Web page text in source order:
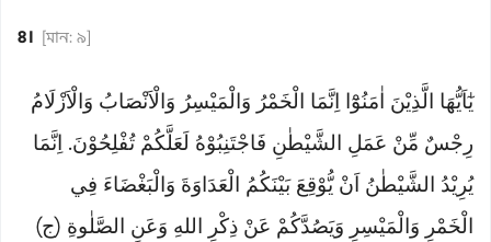
৪। [মান: ৯]
يٰٓاَيُّهَا الَّذِيْنَ اٰمَنُوْٓا اِنَّمَا الْخَمْرُ وَالْمَيْسِرُ وَالْاَنْصَابُ وَالْاَزْلَامُ
رِجْسٌ مِّنْ عَمَلِ الشَّيْطٰنِ فَاجْتَنِبُوْهُ لَعَلَّكُمْ تُفْلِحُوْنَ. اِنَّمَا
يُرِيْدُ الشَّيْطٰنُ اَنْ يُّوْقِعَ بَيْنَكُمُ الْعَدَاوَةَ وَالْبَغْضَاءَ فِي
الْخَمْرِ وَالْمَيْسِرِ وَيَصُدَّكُمْ عَنْ ذِكْرِ اللهِ وَعَنِ الصَّلٰوةِ (ج)